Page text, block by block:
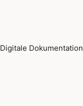
Digitale Dokumentation